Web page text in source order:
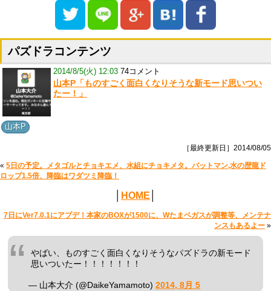
パズドラコンテンツ
2014/8/5(火) 12:03 74コメント
山本P「ものすごく面白くなりそうな新モード思いつい
たー！」
山本P
［最終更新日］2014/08/05
« 5日の予定。メタゴルとチョキエメ、水組にチョキメタ。バットマン,水の歴龍ド
ロップ1.5倍、降臨はワダツミ降臨！
HOME
7日にVer7.0.1にアプデ！本家のBOXが1500に、Wたまベガスが調整等、メンテナ
ンスもあるよー »
やばい、ものすごく面白くなりそうなパズドラの新モード
思いついたー！！！！！！！
— 山本大介 (@DaikeYamamoto)2014, 8月 5